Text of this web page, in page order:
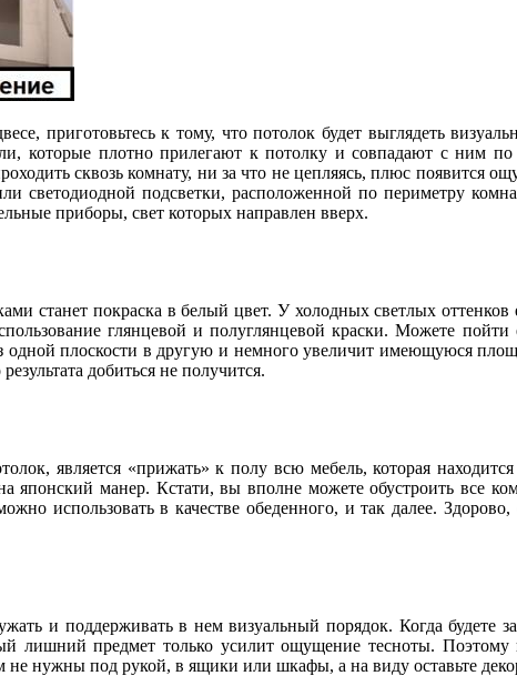
приготовьтесь к тому, что потолок будет выглядеть
которые плотно прилегают к потолку и совпадают с ним
сквозь комнату, ни за что не цепляясь, плюс появится
светодиодной подсветки, расположенной по периметру
приборы, свет которых направлен вверх.
станет покраска в белый цвет. У холодных светлых оттенков
глянцевой и полуглянцевой краски. Можете
плоскости в другую и немного увеличит имеющуюся
добиться не получится.
является «прижать» к полу всю мебель, которая
японский манер. Кстати, вы вполне можете обустроить все
использовать в качестве обеденного, и так далее.
и поддерживать в нем визуальный порядок. Когда будете
лишний предмет только усилит ощущение тесноты.
нужны под рукой, в ящики или шкафы, а на виду оставьте